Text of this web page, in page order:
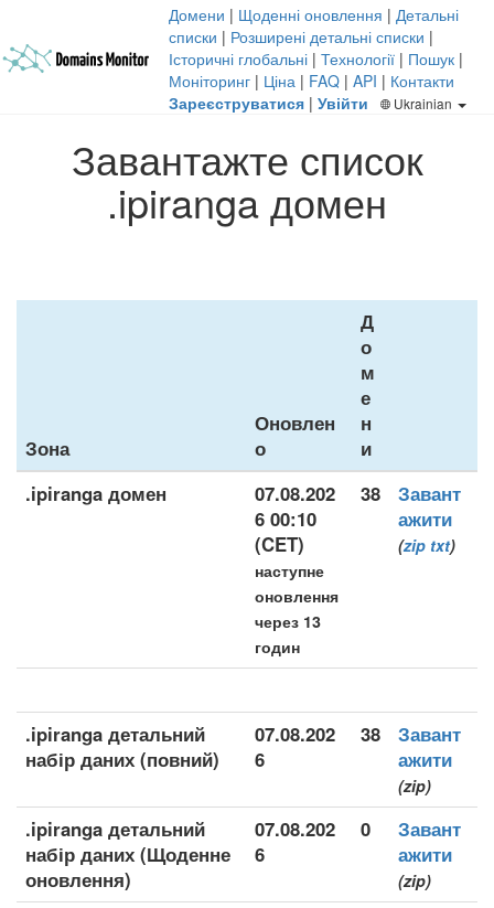
Домени | Щоденні оновлення | Детальні
списки | Розширені детальні списки |
Історичні глобальні | Технології | Пошук |
Моніторинг | Ціна | FAQ | API | Контакти
Зареєструватися | Увійти Ukrainian
Завантажте список
.ipiranga домен
Зона
Оновлен
о
Д
о
м
е
н
и
.ipiranga домен
07.08.202
6 00:10
(CET)
наступне
оновлення
через 13
годин
38
Завант
ажити
(zip txt)
.ipiranga детальний
набір даних (повний)
07.08.202
6
38
Завант
ажити
(zip)
.ipiranga детальний
набір даних (Щоденне
оновлення)
07.08.202
6
0
Завант
ажити
(zip)